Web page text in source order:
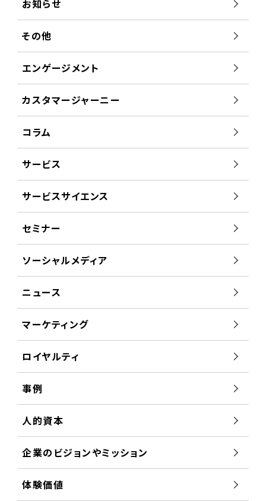
お知らせ
その他
エンゲージメント
カスタマージャーニー
コラム
サービス
サービスサイエンス
セミナー
ソーシャルメディア
ニュース
マーケティング
ロイヤルティ
事例
人的資本
企業のビジョンやミッション
体験価値